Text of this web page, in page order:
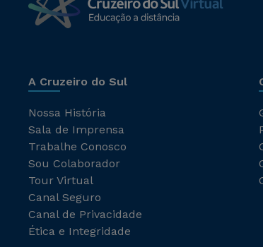
A Cruzeiro do Sul
Nossa História
Sala de Imprensa
Trabalhe Conosco
Sou Colaborador
Tour Virtual
Canal Seguro
Canal de Privacidade
Ética e Integridade